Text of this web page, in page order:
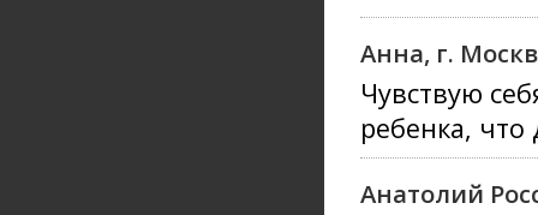
Анна, г.
Чувствую
ребенка, что
Анатолий